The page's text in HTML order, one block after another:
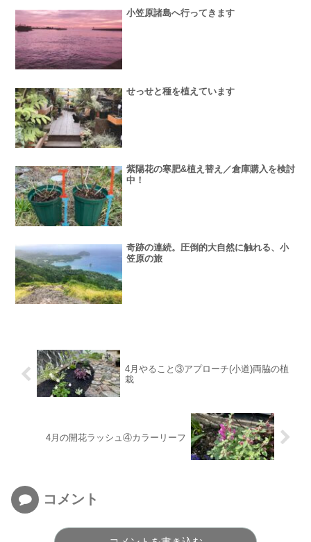
小笠原諸島へ行ってきます
せっせと種を植えています
紫陽花の寒肥&植え替え／倉庫購入を検討
中！
奇跡の連続。圧倒的大自然に触れる、小
笠原の旅
4月やること③アプローチ(小道)両脇の植
栽
4月の開花ラッシュ④カラーリーフ
コメント